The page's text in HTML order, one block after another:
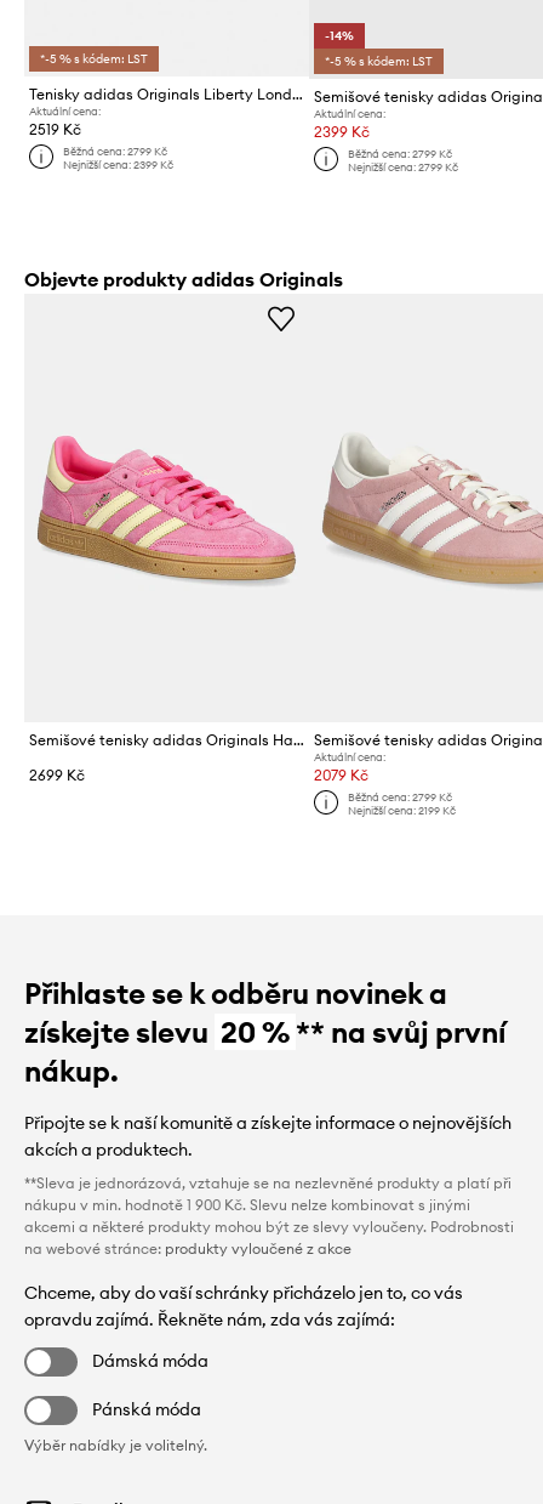
*-5 % s kódem: LST
Tenisky adidas Originals Liberty London
Aktuální cena:
2519 Kč
Běžná cena:2799 Kč
Nejnižší cena:2399 Kč
-14%
*-5 % s kódem: LST
Aktuální cena:
2399 Kč
Běžná cena: 2799 Kč
Nejnižší cena: 2799 Kč
Objevte produkty adidas Originals
Semišové tenisky adidas Originals Handball Spezial
2699 Kč
Aktuální cena:
2079 Kč
Běžná cena: 2799 Kč
Nejnižší cena: 2199 Kč
Přihlaste se k odběru novinek a
získejte slevu 20 %** na svůj první
nákup.
Připojte se k naší komunitě a získejte informace o nejnovějších
akcích a produktech.
**Sleva je jednorázová, vztahuje se na nezlevněné produkty a platí při
nákupu v min. hodnotě 1 900 Kč. Slevu nelze kombinovat s jinými
akcemi a některé produkty mohou být ze slevy vyloučeny. Podrobnosti
na webové stránce: produkty vyloučené z akce
Chceme, aby do vaší schránky přicházelo jen to, co vás
opravdu zajímá. Řekněte nám, zda vás zajímá:
Dámská móda
Pánská móda
Výběr nabídky je volitelný.